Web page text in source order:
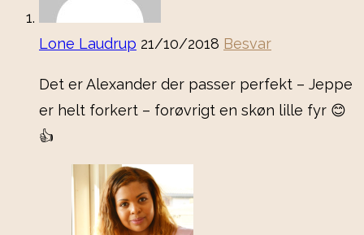
Lone Laudrup 21/10/2018 Besvar
Det er Alexander der passer perfekt – Jeppe
er helt forkert – forøvrigt en skøn lille fyr 😊
👍